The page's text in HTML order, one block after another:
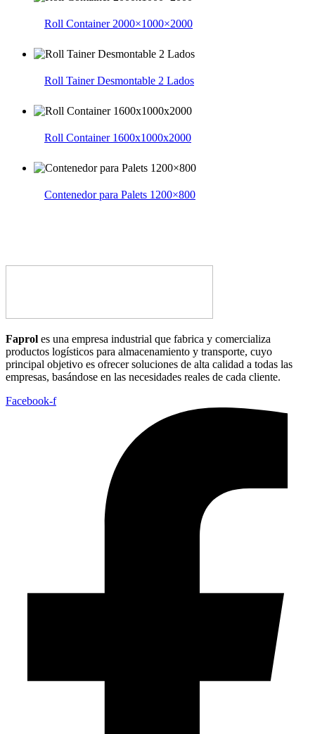
Roll Container 2000×1000×2000
Roll Tainer Desmontable 2 Lados
Roll Container 1600x1000x2000
Contenedor para Palets 1200×800
Faprol es una empresa industrial que fabrica y comercializa
productos logísticos para almacenamiento y transporte, cuyo
principal objetivo es ofrecer soluciones de alta calidad a todas las
empresas, basándose en las necesidades reales de cada cliente.
Facebook-f